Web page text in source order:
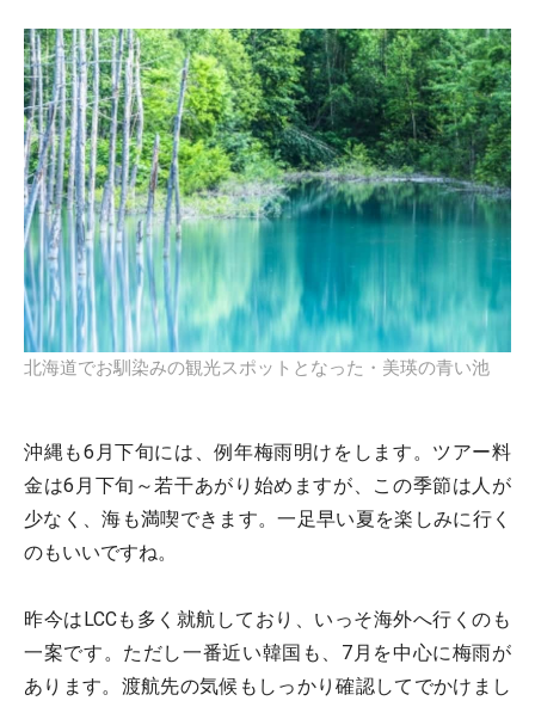
北海道でお馴染みの観光スポットとなった・美瑛の青い池
沖縄も6月下旬には、例年梅雨明けをします。ツアー料
金は6月下旬～若干あがり始めますが、この季節は人が
少なく、海も満喫できます。一足早い夏を楽しみに行く
のもいいですね。
昨今はLCCも多く就航しており、いっそ海外へ行くのも
一案です。ただし一番近い韓国も、7月を中心に梅雨が
あります。渡航先の気候もしっかり確認してでかけまし